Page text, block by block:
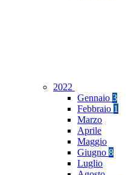
2022
Gennaio 3
Febbraio 1
Marzo
Aprile
Maggio
Giugno 8
Luglio